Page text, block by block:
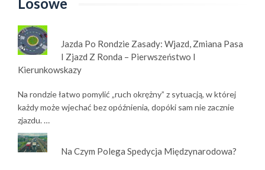
Jazda Po Rondzie Zasady: Wjazd, Zmiana Pasa
I Zjazd Z Ronda – Pierwszeństwo I
Kierunkowskazy
Na rondzie łatwo pomylić „ruch okrężny” z sytuacją, w której
każdy może wjechać bez opóźnienia, dopóki sam nie zacznie
zjazdu. …
Na Czym Polega Spedycja Międzynarodowa?